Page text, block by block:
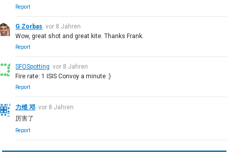
Report
G Zorbas vor 8 Jahren
Wow, great shot and great kite. Thanks Frank.
Report
SFOSpotting vor 8 Jahren
Fire rate: 1 ISIS Convoy a minute :)
Report
力维 邓 vor 8 Jahren
厉害了
Report